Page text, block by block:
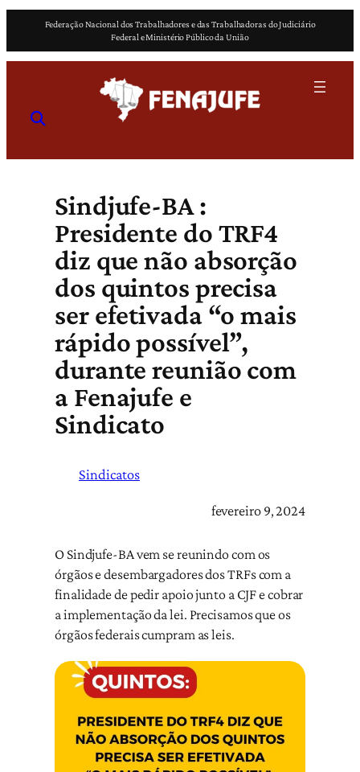
o
Federação Nacional dos Trabalhadores e das Trabalhadoras do Judiciário
Federal e Ministério Público da União
Sindjufe-BA :
Presidente do TRF4
diz que não absorção
dos quintos precisa
ser efetivada “o mais
rápido possível”,
durante reunião com
a Fenajufe e
Sindicato
Sindicatos
fevereiro 9, 2024
O Sindjufe-BA vem se reunindo com os
órgãos e desembargadores dos TRFs com a
finalidade de pedir apoio junto a CJF e cobrar
a implementação da lei. Precisamos que os
órgãos federais cumpram as leis.